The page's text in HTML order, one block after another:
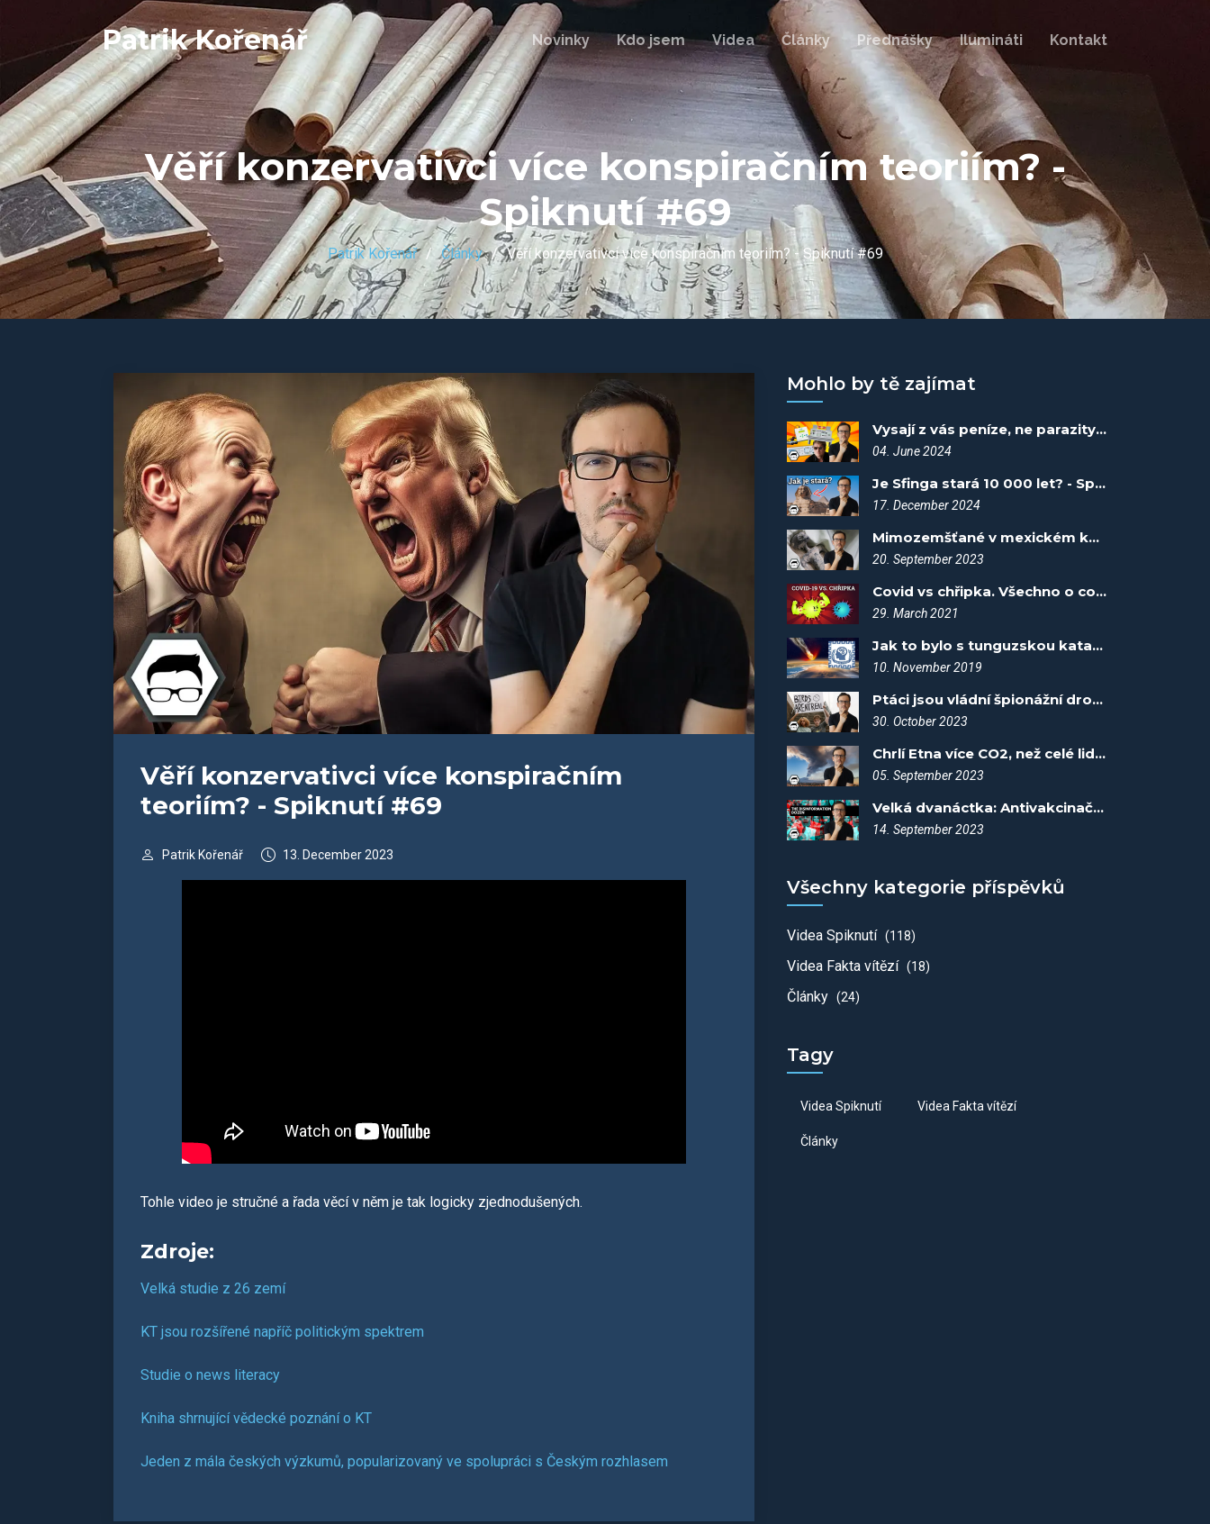
Patrik Kořenář Novinky Kdo jsem Videa Články Přednášky Ilumináti Kontakt
Věří konzervativci více konspiračním teoriím? -
Spiknutí #69
Patrik Kořenář Články Věří konzervativci více konspiračním teoriím? - Spiknutí #69
Věří konzervativci více konspiračním
teoriím? - Spiknutí #69
Patrik Kořenář 13. December 2023
Tohle video je stručné a řada věcí v něm je tak logicky zjednodušených.
Zdroje:
Velká studie z 26 zemí
KT jsou rozšířené napříč politickým spektrem
Studie o news literacy
Kniha shrnující vědecké poznání o KT
Jeden z mála českých výzkumů, popularizovaný ve spolupráci s Českým rozhlasem
Mohlo by tě zajímat
Vysají z vás peníze, ne parazity! - Spiknutí #97
04. June 2024
Je Sfinga stará 10 000 let? - Spiknutí #108
17. December 2024
Mimozemšťané v mexickém kongresu - Spiknutí #13
20. September 2023
Covid vs chřipka. Všechno o covidu #2
29. March 2021
Jak to bylo s tunguzskou katastrofou? Fakta vítězí #1
10. November 2019
Ptáci jsou vládní špionážní drony! - Spiknutí #41
30. October 2023
Chrlí Etna více CO2, než celé lidstvo? - Spiknutí #2
05. September 2023
Velká dvanáctka: Antivakcinační elita USA - Spiknutí #9
14. September 2023
Všechny kategorie příspěvků
Videa Spiknutí (118)
Videa Fakta vítězí (18)
Články (24)
Tagy
Videa Spiknutí Videa Fakta vítězí
Články